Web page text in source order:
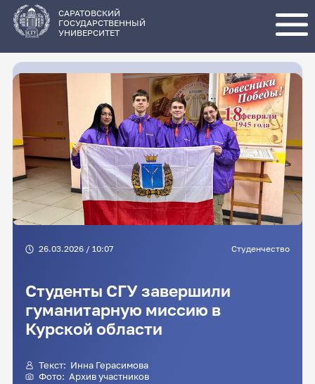
основному
содержанию
САРАТОВСКИЙ
ГОСУДАРСТВЕННЫЙ
УНИВЕРСИТЕТ
26.03.2026 / 10:07 Студенчество
Студенты СГУ завершили
гуманитарную миссию в
Курской области
Текст: Инна Герасимова
Фото: Архив участников